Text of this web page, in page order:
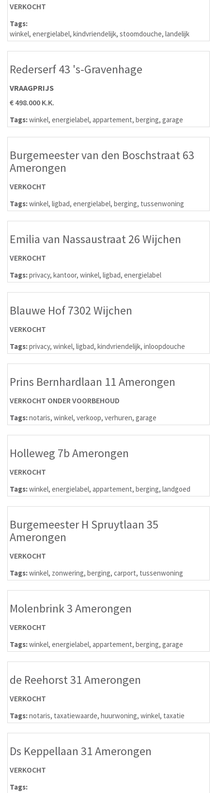
VERKOCHT
Tags:
winkel, energielabel, kindvriendelijk, stoomdouche, landelijk
Rederserf 43 's-Gravenhage
VRAAGPRIJS
€ 498.000 K.K.
Tags:winkel, energielabel, appartement, berging, garage
Burgemeester van den Boschstraat 63
Amerongen
VERKOCHT
Tags:winkel, ligbad, energielabel, berging, tussenwoning
Emilia van Nassaustraat 26 Wijchen
VERKOCHT
Tags:privacy, kantoor, winkel, ligbad, energielabel
Blauwe Hof 7302 Wijchen
VERKOCHT
Tags:privacy, winkel, ligbad, kindvriendelijk, inloopdouche
Prins Bernhardlaan 11 Amerongen
VERKOCHT ONDER VOORBEHOUD
Tags:notaris, winkel, verkoop, verhuren, garage
Holleweg 7b Amerongen
VERKOCHT
Tags:winkel, energielabel, appartement, berging, landgoed
Burgemeester H Spruytlaan 35
Amerongen
VERKOCHT
Tags:winkel, zonwering, berging, carport, tussenwoning
Molenbrink 3 Amerongen
VERKOCHT
Tags:winkel, energielabel, appartement, berging, garage
de Reehorst 31 Amerongen
VERKOCHT
Tags:notaris, taxatiewaarde, huurwoning, winkel, taxatie
Ds Keppellaan 31 Amerongen
VERKOCHT
Tags: